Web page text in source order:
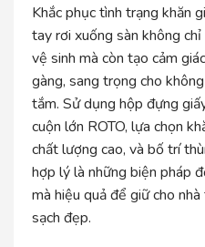
Khắc phục tình trạng khăn
tay rơi xuống sàn không
vệ sinh mà còn tạo cảm
gàng, sang trọng cho
tắm. Sử dụng hộp đựng
cuộn lớn ROTO, lựa chọn
chất lượng cao, và bố trí
hợp lý là những biện pháp
mà hiệu quả để giữ cho
sạch đẹp.